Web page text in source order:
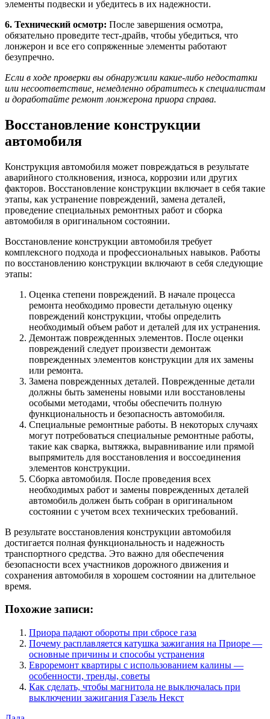
элементы подвески и убедитесь в их надежности.
6. Технический осмотр: После завершения осмотра,
обязательно проведите тест-драйв, чтобы убедиться, что
лонжерон и все его сопряженные элементы работают
безупречно.
Если в ходе проверки вы обнаружили какие-либо недостатки
или несоответствие, немедленно обратитесь к специалистам
и доработайте ремонт лонжерона приора справа.
Восстановление конструкции
автомобиля
Конструкция автомобиля может повреждаться в результате
аварийного столкновения, износа, коррозии или других
факторов. Восстановление конструкции включает в себя такие
этапы, как устранение повреждений, замена деталей,
проведение специальных ремонтных работ и сборка
автомобиля в оригинальном состоянии.
Восстановление конструкции автомобиля требует
комплексного подхода и профессиональных навыков. Работы
по восстановлению конструкции включают в себя следующие
этапы:
Оценка степени повреждений. В начале процесса
ремонта необходимо провести детальную оценку
повреждений конструкции, чтобы определить
необходимый объем работ и деталей для их устранения.
Демонтаж поврежденных элементов. После оценки
повреждений следует произвести демонтаж
поврежденных элементов конструкции для их замены
или ремонта.
Замена поврежденных деталей. Поврежденные детали
должны быть заменены новыми или восстановлены
особыми методами, чтобы обеспечить полную
функциональность и безопасность автомобиля.
Специальные ремонтные работы. В некоторых случаях
могут потребоваться специальные ремонтные работы,
такие как сварка, вытяжка, выравнивание или прямой
выпрямитель для восстановления и воссоединения
элементов конструкции.
Сборка автомобиля. После проведения всех
необходимых работ и замены поврежденных деталей
автомобиль должен быть собран в оригинальном
состоянии с учетом всех технических требований.
В результате восстановления конструкции автомобиля
достигается полная функциональность и надежность
транспортного средства. Это важно для обеспечения
безопасности всех участников дорожного движения и
сохранения автомобиля в хорошем состоянии на длительное
время.
Похожие записи:
Приора падают обороты при сбросе газа
Почему расплавляется катушка зажигания на Приоре —
основные причины и способы устранения
Евроремонт квартиры с использованием калины —
особенности, тренды, советы
Как сделать, чтобы магнитола не выключалась при
выключении зажигания Газель Некст